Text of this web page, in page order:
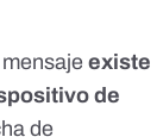
existe
de
de